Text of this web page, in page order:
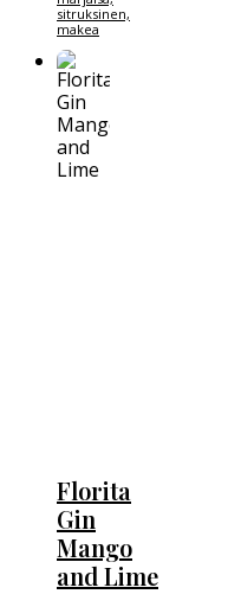
sitruksinen,
makea
Florita
Gin
Mango
and Lime